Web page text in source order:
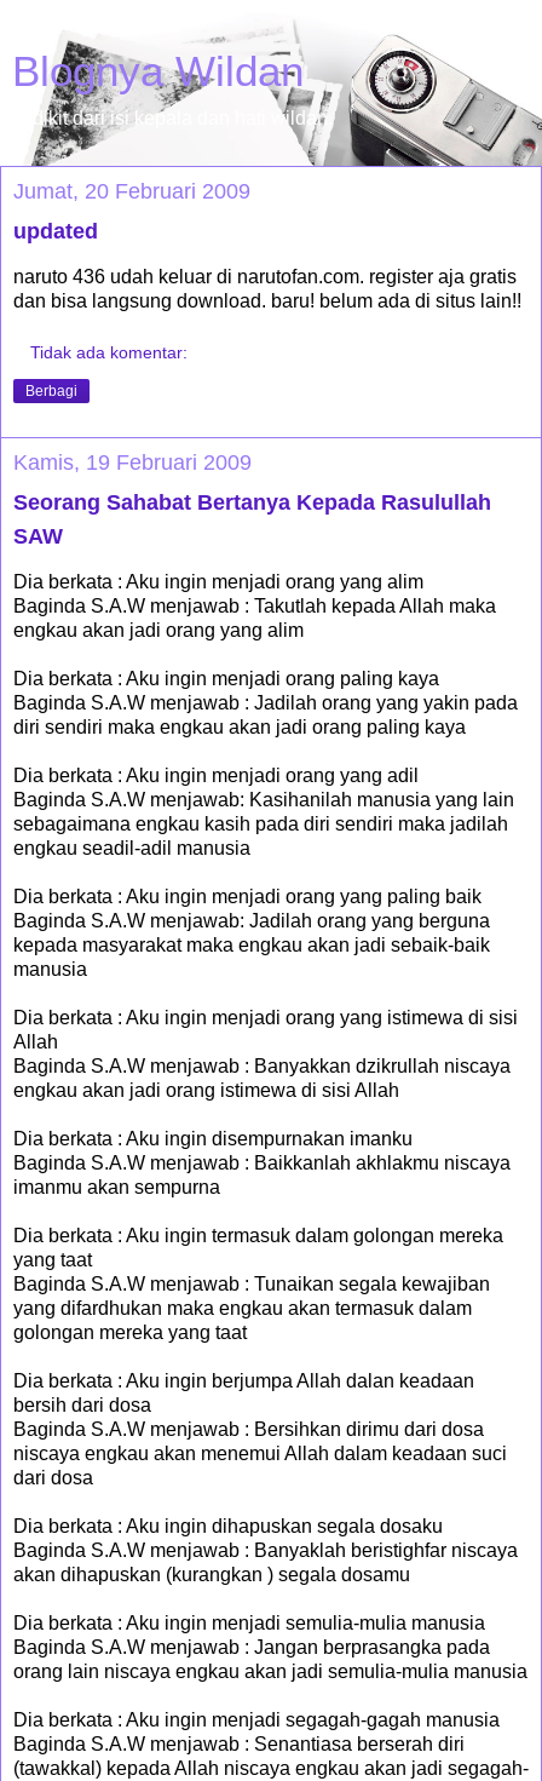
Blognya Wildan
sedikit dari isi kepala dan hati wildan.
Jumat, 20 Februari 2009
updated
naruto 436 udah keluar di narutofan.com. register aja gratis
dan bisa langsung download. baru! belum ada di situs lain!!
Tidak ada komentar:
Berbagi
Kamis, 19 Februari 2009
Seorang Sahabat Bertanya Kepada Rasulullah
SAW
Dia berkata : Aku ingin menjadi orang yang alim
Baginda S.A.W menjawab : Takutlah kepada Allah maka
engkau akan jadi orang yang alim
Dia berkata : Aku ingin menjadi orang paling kaya
Baginda S.A.W menjawab : Jadilah orang yang yakin pada
diri sendiri maka engkau akan jadi orang paling kaya
Dia berkata : Aku ingin menjadi orang yang adil
Baginda S.A.W menjawab: Kasihanilah manusia yang lain
sebagaimana engkau kasih pada diri sendiri maka jadilah
engkau seadil-adil manusia
Dia berkata : Aku ingin menjadi orang yang paling baik
Baginda S.A.W menjawab: Jadilah orang yang berguna
kepada masyarakat maka engkau akan jadi sebaik-baik
manusia
Dia berkata : Aku ingin menjadi orang yang istimewa di sisi
Allah
Baginda S.A.W menjawab : Banyakkan dzikrullah niscaya
engkau akan jadi orang istimewa di sisi Allah
Dia berkata : Aku ingin disempurnakan imanku
Baginda S.A.W menjawab : Baikkanlah akhlakmu niscaya
imanmu akan sempurna
Dia berkata : Aku ingin termasuk dalam golongan mereka
yang taat
Baginda S.A.W menjawab : Tunaikan segala kewajiban
yang difardhukan maka engkau akan termasuk dalam
golongan mereka yang taat
Dia berkata : Aku ingin berjumpa Allah dalan keadaan
bersih dari dosa
Baginda S.A.W menjawab : Bersihkan dirimu dari dosa
niscaya engkau akan menemui Allah dalam keadaan suci
dari dosa
Dia berkata : Aku ingin dihapuskan segala dosaku
Baginda S.A.W menjawab : Banyaklah beristighfar niscaya
akan dihapuskan (kurangkan ) segala dosamu
Dia berkata : Aku ingin menjadi semulia-mulia manusia
Baginda S.A.W menjawab : Jangan berprasangka pada
orang lain niscaya engkau akan jadi semulia-mulia manusia
Dia berkata : Aku ingin menjadi segagah-gagah manusia
Baginda S.A.W menjawab : Senantiasa berserah diri
(tawakkal) kepada Allah niscaya engkau akan jadi segagah-